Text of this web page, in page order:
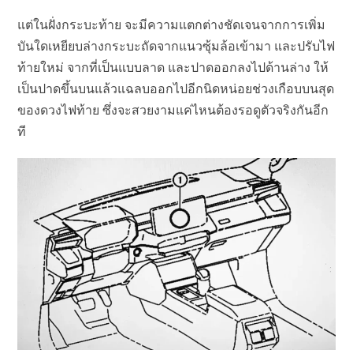
แต่ในฝั่งกระบะท้าย จะมีความแตกต่างชัดเจนจากการเพิ่ม
บันใดเหยียบล่างกระบะถัดจากแนวซุ้มล้อเข้ามา และปรับไฟ
ท้ายใหม่ จากที่เป็นแบบลาด และปาดออกลงไปด้านล่าง ให้
เป็นปาดขึ้นบนแล้วแฉลบออกไปอีกนิดหน่อยช่วงเกือบบนสุด
ของดวงไฟท้าย ซึ่งจะสวยงามแค่ไหนต้องรอดูตัวจริงกันอีก
ที